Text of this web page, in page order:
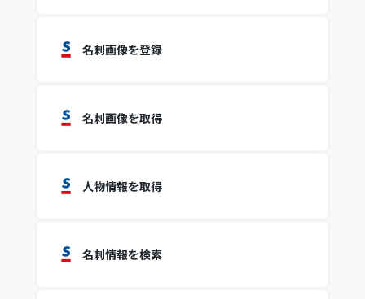
名刺画像を登録
名刺画像を取得
人物情報を取得
名刺情報を検索